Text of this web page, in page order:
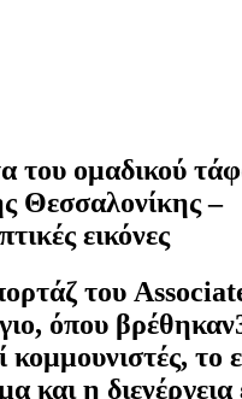
του ομαδικού
Θεσσαλονίκης –
εικόνες
του
όπου
κομμουνιστές, το
και η